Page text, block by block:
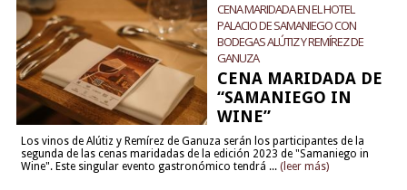
CENA MARIDADA EN EL HOTEL
PALACIO DE SAMANIEGO CON
BODEGAS ALÚTIZ Y REMÍREZ DE
GANUZA
CENA MARIDADA DE
“SAMANIEGO IN
WINE”
Los vinos de Alútiz y Remírez de Ganuza serán los participantes de la
segunda de las cenas maridadas de la edición 2023 de "Samaniego in
Wine". Este singular evento gastronómico tendrá ... (leer más)